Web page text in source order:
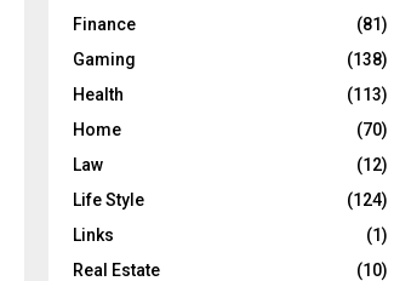
Finance
(81)
Gaming
(138)
Health
(113)
Home
(70)
Law
(12)
Life Style
(124)
Links
(1)
Real Estate
(10)